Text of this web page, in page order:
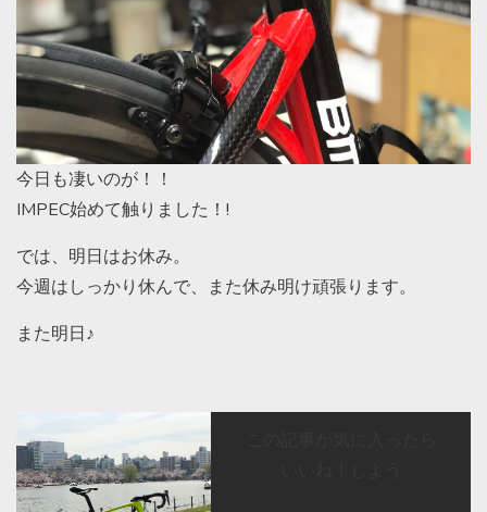
今日も凄いのが！！
IMPEC始めて触りました！!
では、明日はお休み。
今週はしっかり休んで、また休み明け頑張ります。
また明日♪